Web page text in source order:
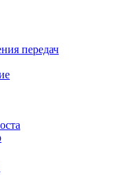
передач